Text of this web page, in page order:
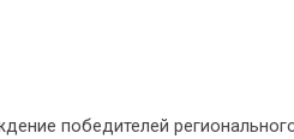
победителей